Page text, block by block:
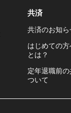
共済
共済のお知ら
はじめての
とは？
定年退職前
ついて